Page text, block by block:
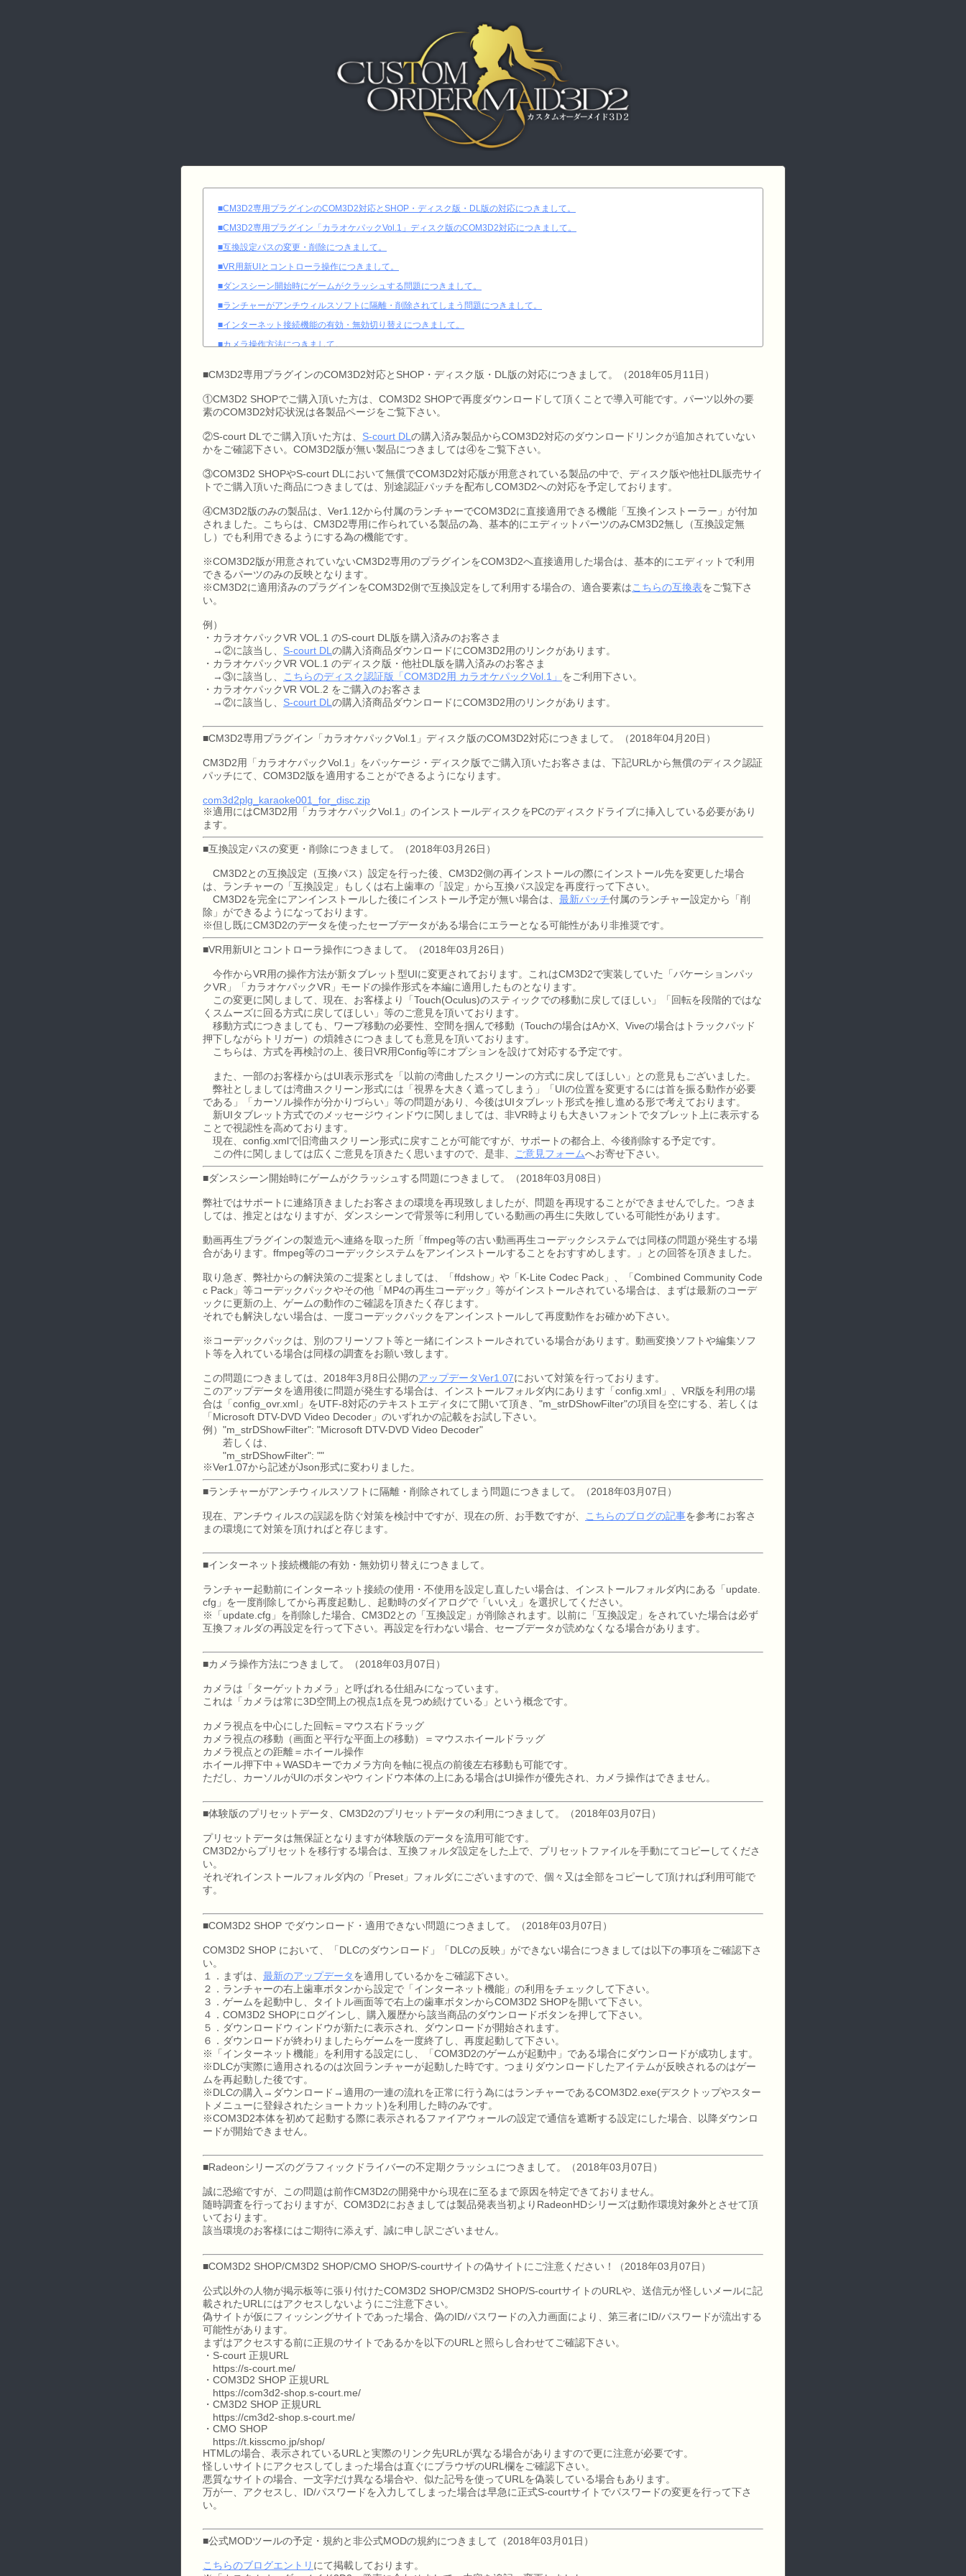
■CM3D2専用プラグインのCOM3D2対応とSHOP・ディスク版・DL版の対応につきまして。
■CM3D2専用プラグイン「カラオケパックVol.1」ディスク版のCOM3D2対応につきまして。
■互換設定パスの変更・削除につきまして。
■VR用新UIとコントローラ操作につきまして。
■ダンスシーン開始時にゲームがクラッシュする問題につきまして。
■ランチャーがアンチウィルスソフトに隔離・削除されてしまう問題につきまして。
■インターネット接続機能の有効・無効切り替えにつきまして。
■カメラ操作方法につきまして。
■Radeonシリーズのグラフィックドライバーの不定期クラッシュにつきまして。
■公式MODツールの予定・規約と非公式MODの規約につきまして
■CM3D2専用プラグインのCOM3D2対応とSHOP・ディスク版・DL版の対応につきまして。（2018年05月11日）
①CM3D2 SHOPでご購入頂いた方は、COM3D2 SHOPで再度ダウンロードして頂くことで導入可能です。パーツ以外の要
素のCOM3D2対応状況は各製品ページをご覧下さい。
②S-court DLでご購入頂いた方は、 S-court DL の購入済み製品からCOM3D2対応のダウンロードリンクが追加されていない
かをご確認下さい。COM3D2版が無い製品につきましては④をご覧下さい。
③COM3D2 SHOPやS-court DLにおいて無償でCOM3D2対応版が用意されている製品の中で、ディスク版や他社DL販売サイ
トでご購入頂いた商品につきましては、別途認証パッチを配布しCOM3D2への対応を予定しております。
④CM3D2版のみの製品は、Ver1.12から付属のランチャーでCOM3D2に直接適用できる機能「互換インストーラー」が付加
されました。こちらは、CM3D2専用に作られている製品の為、基本的にエディットパーツのみCM3D2無し（互換設定無
し）でも利用できるようにする為の機能です。
※COM3D2版が用意されていないCM3D2専用のプラグインをCOM3D2へ直接適用した場合は、基本的にエディットで利用
できるパーツのみの反映となります。
※CM3D2に適用済みのプラグインをCOM3D2側で互換設定をして利用する場合の、適合要素はこちらの互換表をご覧下さ
い。
例）
・カラオケパックVR VOL.1 のS-court DL版を購入済みのお客さま
→②に該当し、 S-court DL の購入済商品ダウンロードにCOM3D2用のリンクがあります。
・カラオケパックVR VOL.1 のディスク版・他社DL版を購入済みのお客さま
→③に該当し、
こちらのディスク認証版「COM3D2用 カラオケパックVol.1」 をご利用下さい。
・カラオケパックVR VOL.2 をご購入のお客さま
→②に該当し、 S-court DL の購入済商品ダウンロードにCOM3D2用のリンクがあります。
■CM3D2専用プラグイン「カラオケパックVol.1」ディスク版のCOM3D2対応につきまして。（2018年04月20日）
CM3D2用「カラオケパックVol.1」をパッケージ・ディスク版でご購入頂いたお客さまは、下記URLから無償のディスク認証
パッチにて、COM3D2版を適用することができるようになります。
com3d2plg_karaoke001_for_disc.zip
※適用にはCM3D2用「カラオケパックVol.1」のインストールディスクをPCのディスクドライブに挿入している必要があり
ます。
■互換設定パスの変更・削除につきまして。（2018年03月26日）
CM3D2との互換設定（互換パス）設定を行った後、CM3D2側の再インストールの際にインストール先を変更した場合
は、ランチャーの「互換設定」もしくは右上歯車の「設定」から互換パス設定を再度行って下さい。
CM3D2を完全にアンインストールした後にインストール予定が無い場合は、 最新パッチ付属のランチャー設定から「削
除」ができるようになっております。
※但し既にCM3D2のデータを使ったセーブデータがある場合にエラーとなる可能性があり非推奨です。
■VR用新UIとコントローラ操作につきまして。（2018年03月26日）
今作からVR用の操作方法が新タブレット型UIに変更されております。これはCM3D2で実装していた「バケーションパッ
クVR」「カラオケパックVR」モードの操作形式を本編に適用したものとなります。
この変更に関しまして、現在、お客様より「Touch(Oculus)のスティックでの移動に戻してほしい」「回転を段階的ではな
くスムーズに回る方式に戻してほしい」等のご意見を頂いております。
移動方式につきましても、ワープ移動の必要性、空間を掴んで移動（Touchの場合はAかX、Viveの場合はトラックパッド
押下しながらトリガー）の煩雑さにつきましても意見を頂いております。
こちらは、方式を再検討の上、後日VR用Config等にオプションを設けて対応する予定です。
また、一部のお客様からはUI表示形式を「以前の湾曲したスクリーンの方式に戻してほしい」との意見もございました。
弊社としましては湾曲スクリーン形式には「視界を大きく遮ってしまう」「UIの位置を変更するには首を振る動作が必要
である」「カーソル操作が分かりづらい」等の問題があり、今後はUIタブレット形式を推し進める形で考えております。
新UIタブレット方式でのメッセージウィンドウに関しましては、非VR時よりも大きいフォントでタブレット上に表示する
ことで視認性を高めております。
現在、config.xmlで旧湾曲スクリーン形式に戻すことが可能ですが、サポートの都合上、今後削除する予定です。
この件に関しましては広くご意見を頂きたく思いますので、是非、
ご意見フォームへお寄せ下さい。
■ダンスシーン開始時にゲームがクラッシュする問題につきまして。（2018年03月08日）
弊社ではサポートに連絡頂きましたお客さまの環境を再現致しましたが、問題を再現することができませんでした。つきま
しては、推定とはなりますが、ダンスシーンで背景等に利用している動画の再生に失敗している可能性があります。
動画再生プラグインの製造元へ連絡を取った所「ffmpeg等の古い動画再生コーデックシステムでは同様の問題が発生する場
合があります。ffmpeg等のコーデックシステムをアンインストールすることをおすすめします。」との回答を頂きました。
取り急ぎ、弊社からの解決策のご提案としましては、「ffdshow」や「K-Lite Codec Pack」、「Combined Community Code
c Pack」等コーデックパックやその他「MP4の再生コーデック」等がインストールされている場合は、まずは最新のコーデ
ックに更新の上、ゲームの動作のご確認を頂きたく存じます。
それでも解決しない場合は、一度コーデックパックをアンインストールして再度動作をお確かめ下さい。
※コーデックパックは、別のフリーソフト等と一緒にインストールされている場合があります。動画変換ソフトや編集ソフ
ト等を入れている場合は同様の調査をお願い致します。
この問題につきましては、2018年3月8日公開のアップデータVer1.07において対策を行っております。
このアップデータを適用後に問題が発生する場合は、インストールフォルダ内にあります「config.xml」、VR版を利用の場
合は「config_ovr.xml」をUTF-8対応のテキストエディタにて開いて頂き、"m_strDShowFilter"の項目を空にする、若しくは
「Microsoft DTV-DVD Video Decoder」のいずれかの記載をお試し下さい。
例）"m_strDShowFilter": "Microsoft DTV-DVD Video Decoder"
若しくは、
"m_strDShowFilter": ""
※Ver1.07から記述がJson形式に変わりました。
■ランチャーがアンチウィルスソフトに隔離・削除されてしまう問題につきまして。（2018年03月07日）
現在、アンチウィルスの誤認を防ぐ対策を検討中ですが、現在の所、お手数ですが、 こちらのブログの記事を参考にお客さ
まの環境にて対策を頂ければと存じます。
■インターネット接続機能の有効・無効切り替えにつきまして。
ランチャー起動前にインターネット接続の使用・不使用を設定し直したい場合は、インストールフォルダ内にある「update.
cfg」を一度削除してから再度起動し、起動時のダイアログで「いいえ」を選択してください。
※「update.cfg」を削除した場合、CM3D2との「互換設定」が削除されます。以前に「互換設定」をされていた場合は必ず
互換フォルダの再設定を行って下さい。再設定を行わない場合、セーブデータが読めなくなる場合があります。
■カメラ操作方法につきまして。（2018年03月07日）
カメラは「ターゲットカメラ」と呼ばれる仕組みになっています。
これは「カメラは常に3D空間上の視点1点を見つめ続けている」という概念です。
カメラ視点を中心にした回転＝マウス右ドラッグ
カメラ視点の移動（画面と平行な平面上の移動）＝マウスホイールドラッグ
カメラ視点との距離＝ホイール操作
ホイール押下中＋WASDキーでカメラ方向を軸に視点の前後左右移動も可能です。
ただし、カーソルがUIのボタンやウィンドウ本体の上にある場合はUI操作が優先され、カメラ操作はできません。
■体験版のプリセットデータ、CM3D2のプリセットデータの利用につきまして。（2018年03月07日）
プリセットデータは無保証となりますが体験版のデータを流用可能です。
CM3D2からプリセットを移行する場合は、互換フォルダ設定をした上で、プリセットファイルを手動にてコピーしてくださ
い。
それぞれインストールフォルダ内の「Preset」フォルダにございますので、個々又は全部をコピーして頂ければ利用可能で
す。
■COM3D2 SHOP でダウンロード・適用できない問題につきまして。（2018年03月07日）
COM3D2 SHOP において、「DLCのダウンロード」「DLCの反映」ができない場合につきましては以下の事項をご確認下さ
い。
１．まずは、 最新のアップデータを適用しているかをご確認下さい。
２．ランチャーの右上歯車ボタンから設定で「インターネット機能」の利用をチェックして下さい。
３．ゲームを起動中し、タイトル画面等で右上の歯車ボタンからCOM3D2 SHOPを開いて下さい。
４．COM3D2 SHOPにログインし、購入履歴から該当商品のダウンロードボタンを押して下さい。
５．ダウンロードウィンドウが新たに表示され、ダウンロードが開始されます。
６．ダウンロードが終わりましたらゲームを一度終了し、再度起動して下さい。
※「インターネット機能」を利用する設定にし、「COM3D2のゲームが起動中」である場合にダウンロードが成功します。
※DLCが実際に適用されるのは次回ランチャーが起動した時です。つまりダウンロードしたアイテムが反映されるのはゲー
ムを再起動した後です。
※DLCの購入→ダウンロード→適用の一連の流れを正常に行う為にはランチャーであるCOM3D2.exe(デスクトップやスター
トメニューに登録されたショートカット)を利用した時のみです。
※COM3D2本体を初めて起動する際に表示されるファイアウォールの設定で通信を遮断する設定にした場合、以降ダウンロ
ードが開始できません。
■Radeonシリーズのグラフィックドライバーの不定期クラッシュにつきまして。（2018年03月07日）
誠に恐縮ですが、この問題は前作CM3D2の開発中から現在に至るまで原因を特定できておりません。
随時調査を行っておりますが、COM3D2におきましては製品発表当初よりRadeonHDシリーズは動作環境対象外とさせて頂
いております。
該当環境のお客様にはご期待に添えず、誠に申し訳ございません。
■COM3D2 SHOP/CM3D2 SHOP/CMO SHOP/S-courtサイトの偽サイトにご注意ください！（2018年03月07日）
公式以外の人物が掲示板等に張り付けたCOM3D2 SHOP/CM3D2 SHOP/S-courtサイトのURLや、送信元が怪しいメールに記
載されたURLにはアクセスしないようにご注意下さい。
偽サイトが仮にフィッシングサイトであった場合、偽のID/パスワードの入力画面により、第三者にID/パスワードが流出する
可能性があります。
まずはアクセスする前に正規のサイトであるかを以下のURLと照らし合わせてご確認下さい。
・S-court 正規URL
https://s-court.me/
・COM3D2 SHOP 正規URL
https://com3d2-shop.s-court.me/
・CM3D2 SHOP 正規URL
https://cm3d2-shop.s-court.me/
・CMO SHOP
https://t.kisscmo.jp/shop/
HTMLの場合、表示されているURLと実際のリンク先URLが異なる場合がありますので更に注意が必要です。
怪しいサイトにアクセスしてしまった場合は直ぐにブラウザのURL欄をご確認下さい。
悪質なサイトの場合、一文字だけ異なる場合や、似た記号を使ってURLを偽装している場合もあります。
万が一、アクセスし、ID/パスワードを入力してしまった場合は早急に正式S-courtサイトでパスワードの変更を行って下さ
い。
■公式MODツールの予定・規約と非公式MODの規約につきまして（2018年03月01日）
こちらのブログエントリ にて掲載しております。